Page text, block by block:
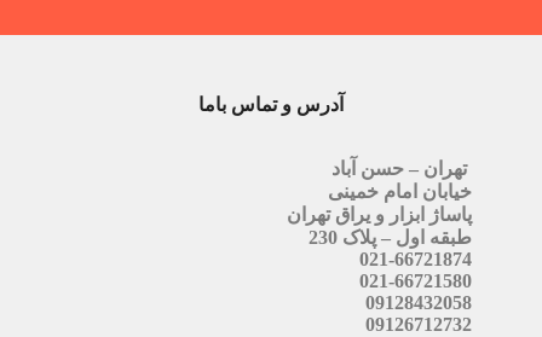
آدرس و تماس باما
تهران – حسن آباد
خیابان امام خمینی
پاساژ ابزار و یراق تهران
طبقه اول – پلاک 230
021-66721874
021-66721580
09128432058
09126712732